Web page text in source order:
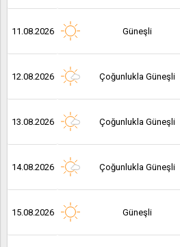
11.08.2026 Güneşli
12.08.2026 Çoğunlukla Güneşli
13.08.2026 Çoğunlukla Güneşli
14.08.2026 Çoğunlukla Güneşli
15.08.2026 Güneşli